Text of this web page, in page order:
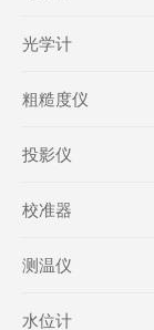
光学计
粗糙度仪
投影仪
校准器
测温仪
水位计